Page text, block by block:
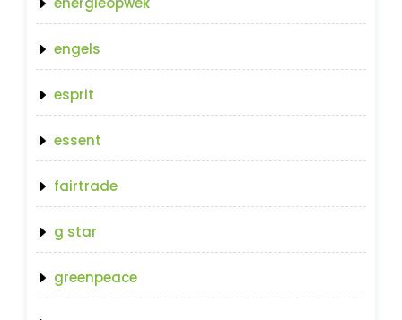
engels
esprit
essent
fairtrade
g star
greenpeace